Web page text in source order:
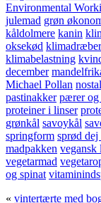
Environmental
julemad grøn
kåldolmere kanin
oksekød klimadræber
klimabelastning
december
Michael Pollan
pastinakker pærer og
proteiner i linser
grønkål savoykål
springform sprød
madpakken vegansk
vegetarmad
og spinat
« vintertærte med